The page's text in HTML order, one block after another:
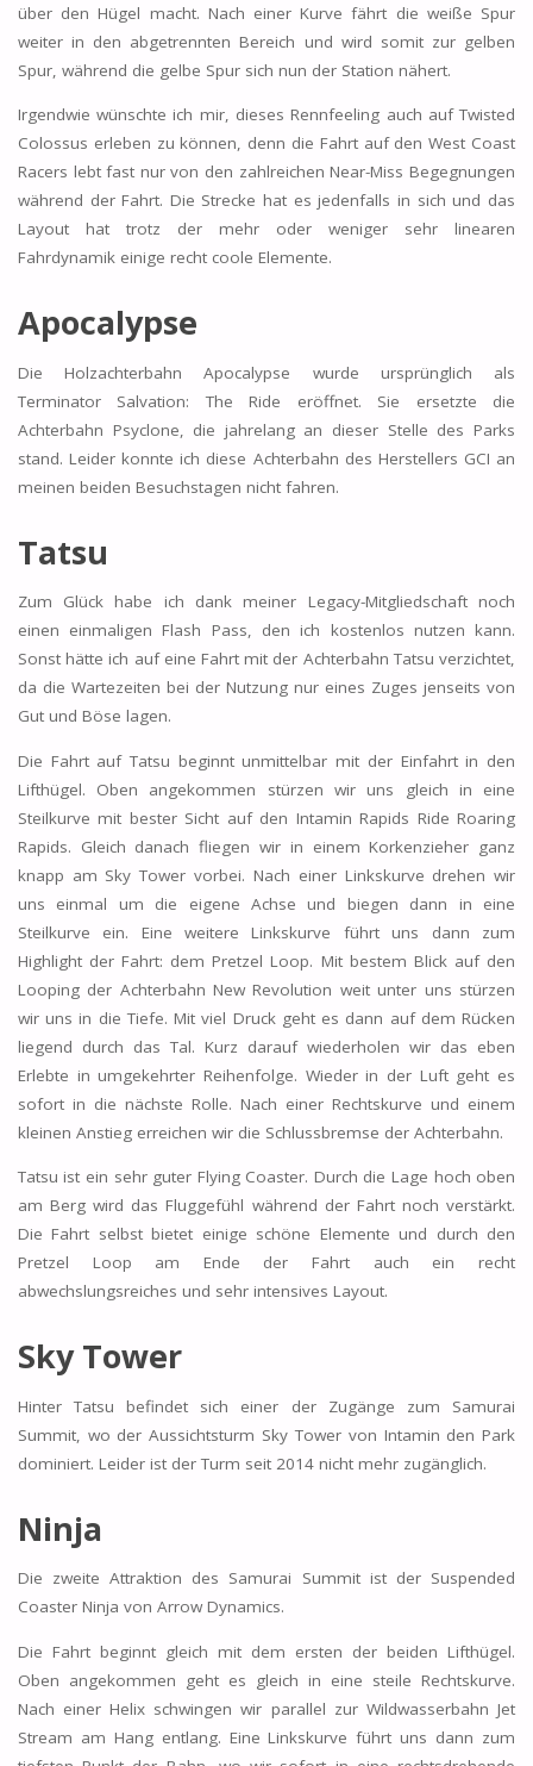
über den Hügel macht. Nach einer Kurve fährt die weiße Spur
weiter in den abgetrennten Bereich und wird somit zur gelben
Spur, während die gelbe Spur sich nun der Station nähert.
Irgendwie wünschte ich mir, dieses Rennfeeling auch auf Twisted
Colossus erleben zu können, denn die Fahrt auf den West Coast
Racers lebt fast nur von den zahlreichen Near-Miss Begegnungen
während der Fahrt. Die Strecke hat es jedenfalls in sich und das
Layout hat trotz der mehr oder weniger sehr linearen
Fahrdynamik einige recht coole Elemente.
Apocalypse
Die Holzachterbahn Apocalypse wurde ursprünglich als
Terminator Salvation: The Ride eröffnet. Sie ersetzte die
Achterbahn Psyclone, die jahrelang an dieser Stelle des Parks
stand. Leider konnte ich diese Achterbahn des Herstellers GCI an
meinen beiden Besuchstagen nicht fahren.
Tatsu
Zum Glück habe ich dank meiner Legacy-Mitgliedschaft noch
einen einmaligen Flash Pass, den ich kostenlos nutzen kann.
Sonst hätte ich auf eine Fahrt mit der Achterbahn Tatsu verzichtet,
da die Wartezeiten bei der Nutzung nur eines Zuges jenseits von
Gut und Böse lagen.
Die Fahrt auf Tatsu beginnt unmittelbar mit der Einfahrt in den
Lifthügel. Oben angekommen stürzen wir uns gleich in eine
Steilkurve mit bester Sicht auf den Intamin Rapids Ride Roaring
Rapids. Gleich danach fliegen wir in einem Korkenzieher ganz
knapp am Sky Tower vorbei. Nach einer Linkskurve drehen wir
uns einmal um die eigene Achse und biegen dann in eine
Steilkurve ein. Eine weitere Linkskurve führt uns dann zum
Highlight der Fahrt: dem Pretzel Loop. Mit bestem Blick auf den
Looping der Achterbahn New Revolution weit unter uns stürzen
wir uns in die Tiefe. Mit viel Druck geht es dann auf dem Rücken
liegend durch das Tal. Kurz darauf wiederholen wir das eben
Erlebte in umgekehrter Reihenfolge. Wieder in der Luft geht es
sofort in die nächste Rolle. Nach einer Rechtskurve und einem
kleinen Anstieg erreichen wir die Schlussbremse der Achterbahn.
Tatsu ist ein sehr guter Flying Coaster. Durch die Lage hoch oben
am Berg wird das Fluggefühl während der Fahrt noch verstärkt.
Die Fahrt selbst bietet einige schöne Elemente und durch den
Pretzel Loop am Ende der Fahrt auch ein recht
abwechslungsreiches und sehr intensives Layout.
Sky Tower
Hinter Tatsu befindet sich einer der Zugänge zum Samurai
Summit, wo der Aussichtsturm Sky Tower von Intamin den Park
dominiert. Leider ist der Turm seit 2014 nicht mehr zugänglich.
Ninja
Die zweite Attraktion des Samurai Summit ist der Suspended
Coaster Ninja von Arrow Dynamics.
Die Fahrt beginnt gleich mit dem ersten der beiden Lifthügel.
Oben angekommen geht es gleich in eine steile Rechtskurve.
Nach einer Helix schwingen wir parallel zur Wildwasserbahn Jet
Stream am Hang entlang. Eine Linkskurve führt uns dann zum